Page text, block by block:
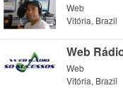
Web
Vitória, Brazil
Web
Web
Vitória, Brazil